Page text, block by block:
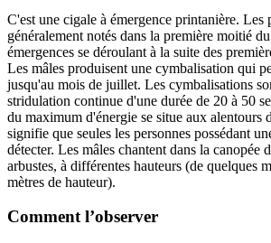
C'est une cigale à émergence printanière. Les
généralement notés dans la première moitié
émergences se déroulant à la suite des
Les mâles produisent une cymbalisation qui
jusqu'au mois de juillet. Les cymbalisations
stridulation continue d'une durée de 20 à 50
du maximum d'énergie se situe aux alentours
signifie que seules les personnes possédant
détecter. Les mâles chantent dans la canopée
arbustes, à différentes hauteurs (de quelques
mètres de hauteur).
Comment l’observer